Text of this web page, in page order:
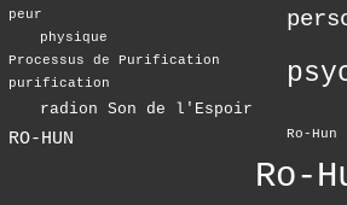
peur
physique
Processus de Purification
purification
radion Son de l'Espoir
RO-HUN Ro-